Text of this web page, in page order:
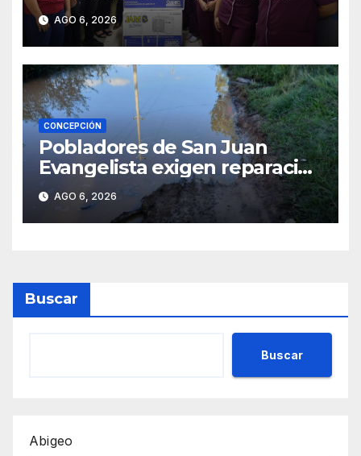
maternidad del IPS de
Concepción
AGO 6, 2026
CONCEPCIÓN
Pobladores de San Juan
Evangelista exigen reparación
urgente de caminos vecinales
AGO 6, 2026
Buscar
Buscar
Abigeo